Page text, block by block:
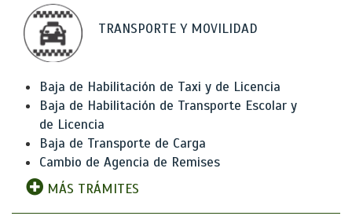
TRANSPORTE Y MOVILIDAD
Baja de Habilitación de Taxi y de Licencia
Baja de Habilitación de Transporte Escolar y
de Licencia
Baja de Transporte de Carga
Cambio de Agencia de Remises
MÁS TRÁMITES